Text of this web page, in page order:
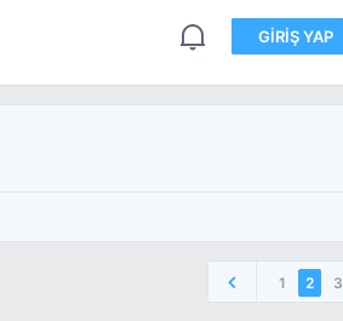
GIRIŞ YAP
1 2 3